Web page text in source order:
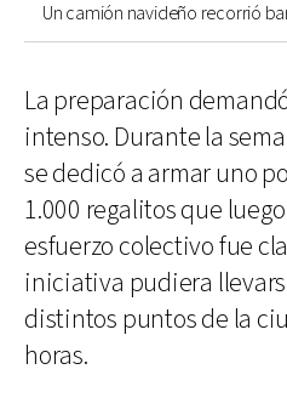
Un camión navideño recorrió
La preparación
intenso. Durante la
se dedicó a armar uno
1.000 regalitos que
esfuerzo colectivo fue
iniciativa pudiera
distintos puntos de la
horas.